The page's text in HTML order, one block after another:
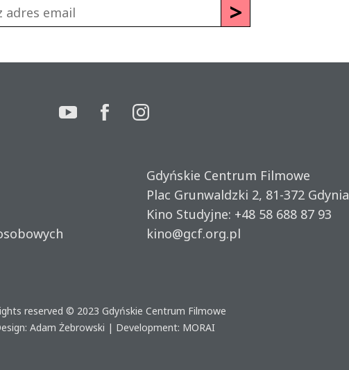
Gdyńskie Centrum Filmowe
Plac Grunwaldzki 2, 81-372 Gdynia
Kino Studyjne: +48 58 688 87 93
kino@gcf.org.pl
reserved © 2023 Gdyńskie Centrum Filmowe
Adam Żebrowski | Development: MORAI